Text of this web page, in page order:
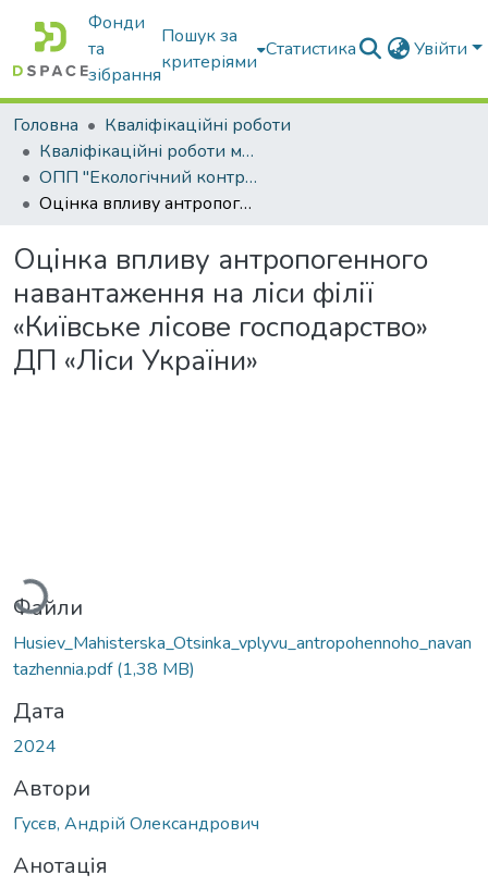
Фонди
та
зібрання
Пошук за
критеріями
Статистика Увійти
Головна
Кваліфікаційні роботи
Кваліфікаційні роботи магістрів
ОПП "Екологічний контроль та аудит"
Оцінка впливу антропогенного навантаження на ліси філії «Київське лісове господарство» ДП «Ліси України»
Оцінка впливу антропогенного
навантаження на ліси філії
«Київське лісове господарство»
ДП «Ліси України»
Вантажиться...
Файли
Husiev_Mahisterska_Otsinka_vplyvu_antropohennoho_navan
tazhennia.pdf(1,38 MB)
Дата
2024
Автори
Гусєв, Андрій Олександрович
Анотація